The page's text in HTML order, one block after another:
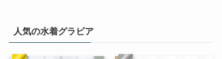
人気の水着グラビア